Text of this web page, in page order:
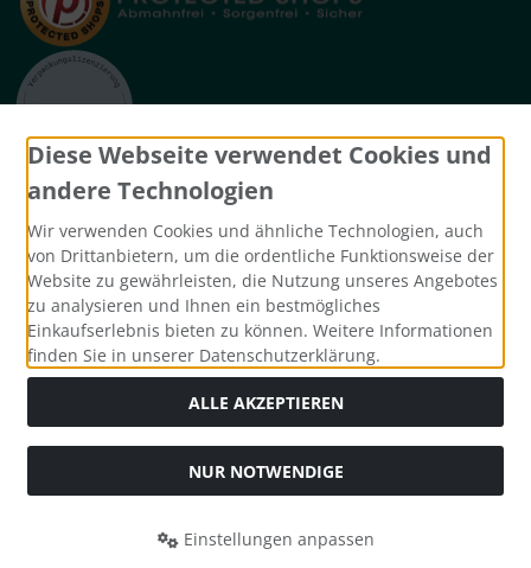
Widerrufsformular
durchgestrichenen Preise entsprechen dem bisherigen Preis
Diese Webseite verwendet Cookies und
andere Technologien
Wir verwenden Cookies und ähnliche Technologien, auch
von Drittanbietern, um die ordentliche Funktionsweise der
Website zu gewährleisten, die Nutzung unseres Angebotes
zu analysieren und Ihnen ein bestmögliches
Einkaufserlebnis bieten zu können. Weitere Informationen
finden Sie in unserer Datenschutzerklärung.
ALLE AKZEPTIEREN
NUR NOTWENDIGE
Einstellungen anpassen